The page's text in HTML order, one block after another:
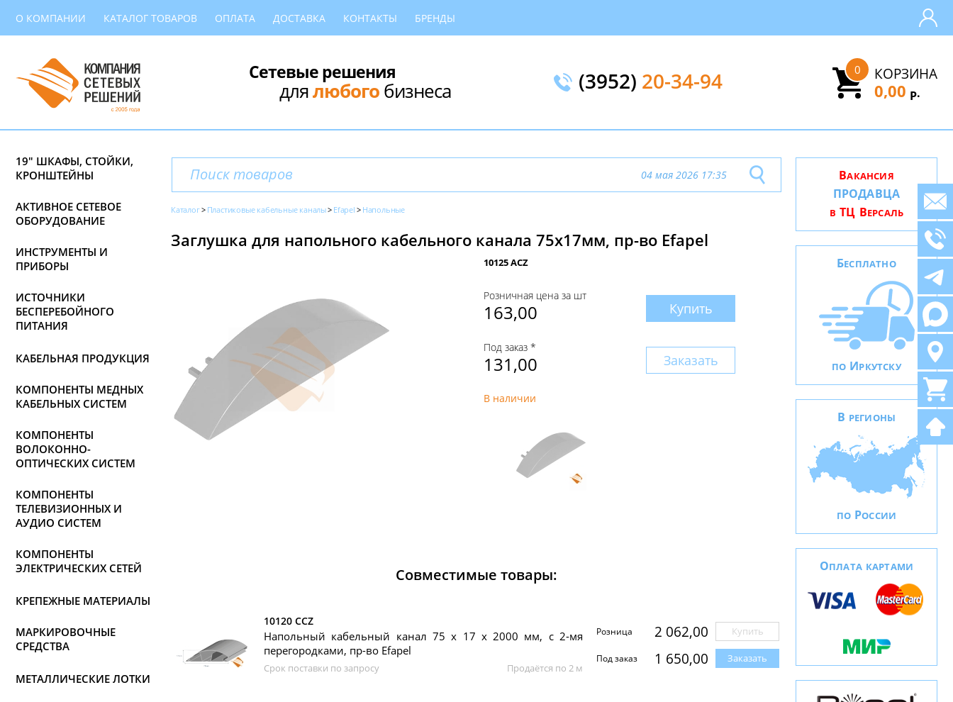
О КОМПАНИИ КАТАЛОГ ТОВАРОВ ОПЛАТА ДОСТАВКА КОНТАКТЫ БРЕНДЫ
Сетевые решения
длялюбогобизнеса (3952) 20-34-94 КОРЗИНА
0
0,00 Р.
19" ШКАФЫ, СТОЙКИ,
КРОНШТЕЙНЫ
АКТИВНОЕ СЕТЕВОЕ
ОБОРУДОВАНИЕ
ИНСТРУМЕНТЫ И
ПРИБОРЫ
ИСТОЧНИКИ
БЕСПЕРЕБОЙНОГО
ПИТАНИЯ
КАБЕЛЬНАЯ ПРОДУКЦИЯ
КОМПОНЕНТЫ МЕДНЫХ
КАБЕЛЬНЫХ СИСТЕМ
КОМПОНЕНТЫ
ВОЛОКОННО-
ОПТИЧЕСКИХ СИСТЕМ
КОМПОНЕНТЫ
ТЕЛЕВИЗИОННЫХ И
АУДИО СИСТЕМ
КОМПОНЕНТЫ
ЭЛЕКТРИЧЕСКИХ СЕТЕЙ
КРЕПЕЖНЫЕ МАТЕРИАЛЫ
МАРКИРОВОЧНЫЕ
СРЕДСТВА
МЕТАЛЛИЧЕСКИЕ ЛОТКИ
04 мая 2026 17:35
Каталог Пластиковые кабельные каналы Efapel Напольные
Заглушка для напольного кабельного канала 75х17мм, пр-во Efapel
10125 ACZ
Розничная цена за шт
163,00 Купить
Под заказ *
131,00 Заказать
В наличии
Совместимые товары:
10120 CCZ
Напольный кабельный канал 75 x 17 x 2000 мм, с 2-мя
перегородками, пр-во Efapel
Срок поставки по запросу Продаётся по 2 м
Розница 2 062,00 Купить
Под заказ 1 650,00 Заказать
ВАКАНСИЯ
ПРОДАВЦА
В ТЦ ВЕРСАЛЬ
БЕСПЛАТНО
ПО ИРКУТСКУ
В РЕГИОНЫ
ПО РОССИИ
ОПЛАТА КАРТАМИ